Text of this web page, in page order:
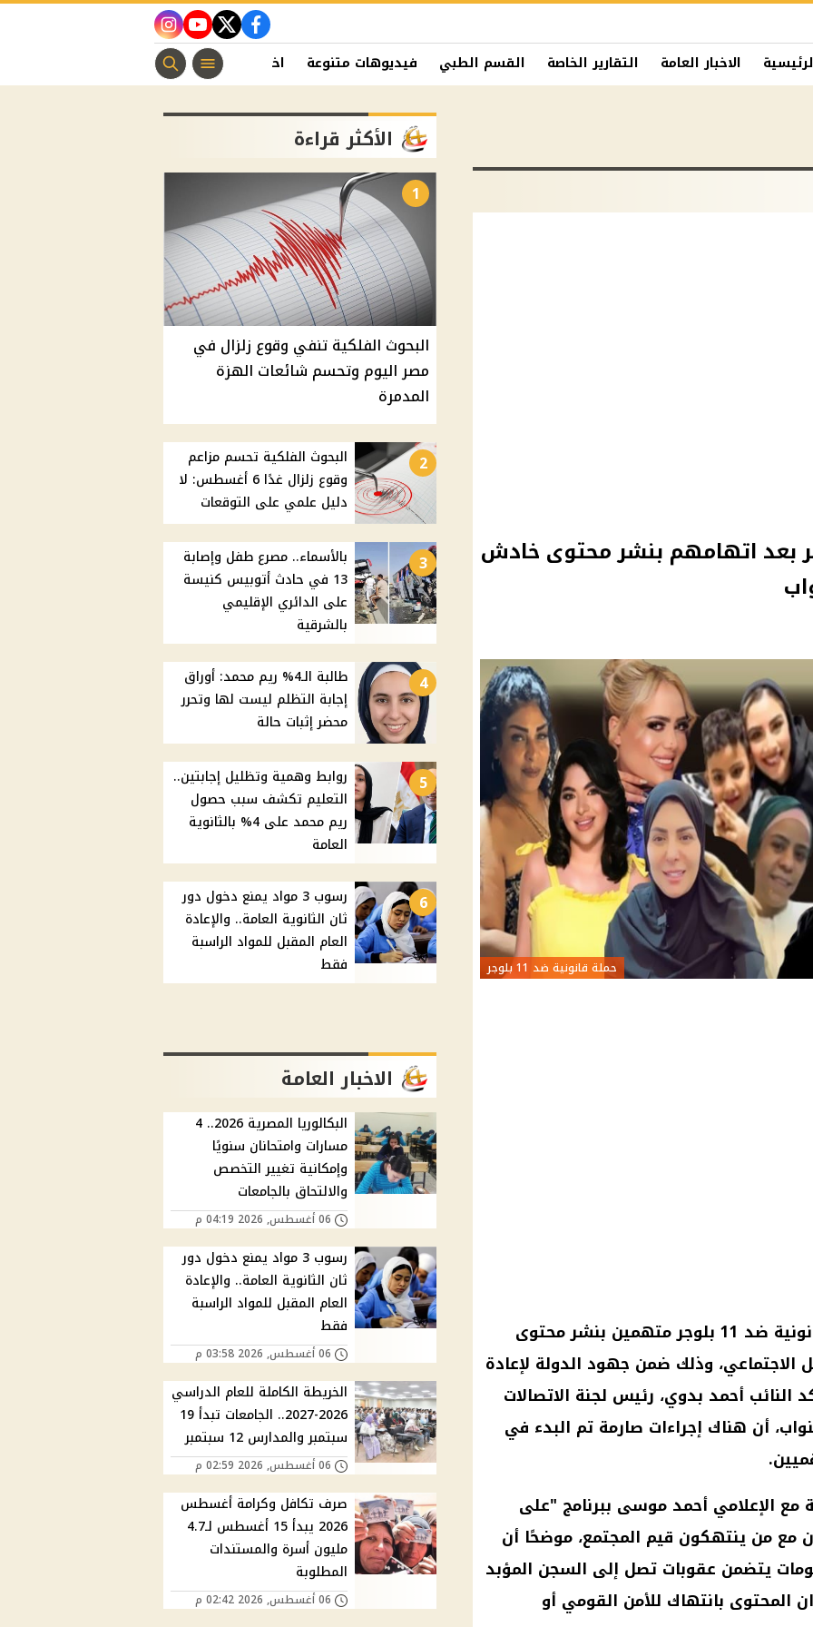
facebook
twitter
youtube
instagram
الاخبار العامة التقارير الخاصة القسم الطبي فيديوهات متنوعة اخبار الفن منوعات مسيحية
ضد 11 بلوجر بعد اتهامهم بنشر محتوى خادش
حملة قانونية ضد 11 بلوجر
أعلنت جهات برلمانية عن حملة قانونية ضد 11 بلوجر متهمين بنشر محتوى
وذلك ضمن جهود الدولة لإعادة
النائب أحمد بدوي، رئيس لجنة الاتصالات
أن هناك إجراءات صارمة تم البدء في
الإعلامي أحمد موسى ببرنامج "على
مع من ينتهكون قيم المجتمع، موضحًا أن
يتضمن عقوبات تصل إلى السجن المؤبد
المحتوى بانتهاك للأمن القومي أو
الأكثر قراءة
1
البحوث الفلكية تنفي وقوع زلزال في
مصر اليوم وتحسم شائعات الهزة
المدمرة
2
البحوث الفلكية تحسم مزاعم
وقوع زلزال غدًا 6 أغسطس: لا
دليل علمي على التوقعات
3
بالأسماء.. مصرع طفل وإصابة
13 في حادث أتوبيس كنيسة
على الدائري الإقليمي
بالشرقية
4
طالبة الـ4% ريم محمد: أوراق
إجابة التظلم ليست لها وتحرر
محضر إثبات حالة
5
روابط وهمية وتظليل إجابتين..
التعليم تكشف سبب حصول
ريم محمد على 4% بالثانوية
العامة
6
رسوب 3 مواد يمنع دخول دور
ثان الثانوية العامة.. والإعادة
العام المقبل للمواد الراسبة
فقط
الاخبار العامة
البكالوريا المصرية 2026.. 4
مسارات وامتحانان سنويًا
وإمكانية تغيير التخصص
والالتحاق بالجامعات
06 أغسطس, 2026 04:19 م
رسوب 3 مواد يمنع دخول دور
ثان الثانوية العامة.. والإعادة
العام المقبل للمواد الراسبة
فقط
06 أغسطس, 2026 03:58 م
الخريطة الكاملة للعام الدراسي
2026-2027.. الجامعات تبدأ 19
سبتمبر والمدارس 12 سبتمبر
06 أغسطس, 2026 02:59 م
صرف تكافل وكرامة أغسطس
2026 يبدأ 15 أغسطس لـ4.7
مليون أسرة والمستندات
المطلوبة
06 أغسطس, 2026 02:42 م